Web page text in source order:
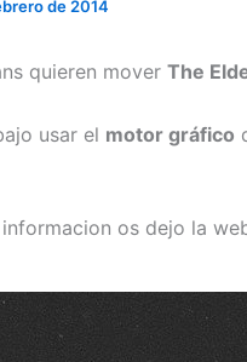
de 2014
quieren mover The
usar el motor gráfico
os dejo la